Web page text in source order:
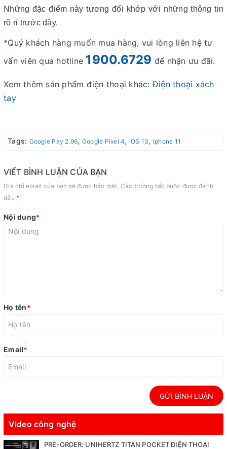
Những đặc điểm này tương đối khớp với những thông tin
rõ rỉ trước đây.
*Quý khách hàng muốn mua hàng, vui lòng liên hệ tư
vấn viên qua hotline 1900.6729 để nhận ưu đãi.
Xem thêm sản phẩm điện thoại khác:Điện thoại xách
tay
Tags: Google Pay 2.96, Google Pixel 4, iOS 13, Iphone 11
VIẾT BÌNH LUẬN CỦA BẠN
Địa chỉ email của bạn sẽ được bảo mật. Các trường bắt buộc được đánh
dấu *
Nội dung*
Họ tên*
Email*
GỬI BÌNH LUẬN
Video công nghệ
PRE-ORDER: UNIHERTZ TITAN POCKET ĐIỆN THOẠI